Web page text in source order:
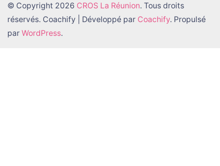
© Copyright 2026 CROS La Réunion. Tous droits
réservés. Coachify | Développé par Coachify. Propulsé
par WordPress.